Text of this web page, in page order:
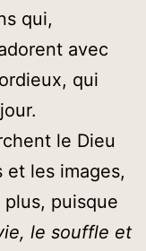
qui,
avec
qui
le Dieu
et les images,
plus, puisque
le souffle et